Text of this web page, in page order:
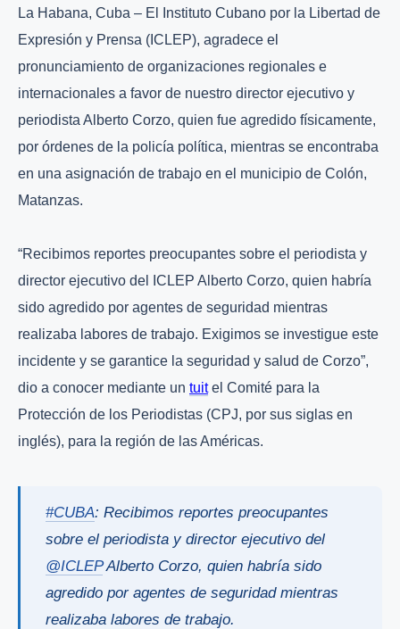
La Habana, Cuba – El Instituto Cubano por la Libertad de
Expresión y Prensa (ICLEP), agradece el
pronunciamiento de organizaciones regionales e
internacionales a favor de nuestro director ejecutivo y
periodista Alberto Corzo, quien fue agredido físicamente,
por órdenes de la policía política, mientras se encontraba
en una asignación de trabajo en el municipio de Colón,
Matanzas.
“Recibimos reportes preocupantes sobre el periodista y
director ejecutivo del ICLEP Alberto Corzo, quien habría
sido agredido por agentes de seguridad mientras
realizaba labores de trabajo. Exigimos se investigue este
incidente y se garantice la seguridad y salud de Corzo”,
dio a conocer mediante un tuitel Comité para la
Protección de los Periodistas (CPJ, por sus siglas en
inglés), para la región de las Américas.
#CUBA: Recibimos reportes preocupantes
sobre el periodista y director ejecutivo del
@ICLEPAlberto Corzo, quien habría sido
agredido por agentes de seguridad mientras
realizaba labores de trabajo.